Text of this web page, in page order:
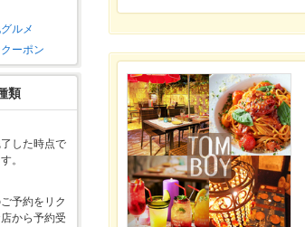
ルメ
ーポン
類
した時点で
。
予約をリク
から予約受